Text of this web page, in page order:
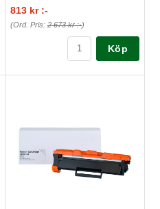
813 kr :-
(Ord. Pris: 2 673 kr :-)
Köp